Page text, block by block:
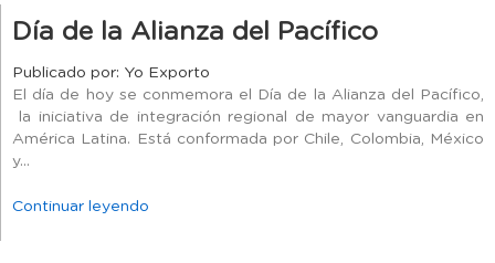
Día de la Alianza del Pacífico
Publicado por: Yo Exporto
El día de hoy se conmemora el Día de la Alianza del Pacífico,
la iniciativa de integración regional de mayor vanguardia en
América Latina. Está conformada por Chile, Colombia, México
y...
Continuar leyendo